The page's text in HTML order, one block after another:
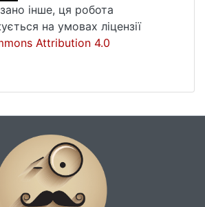
інше, ця робота
на умовах ліцензії
Attribution 4.0